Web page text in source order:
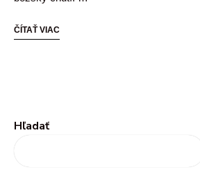
ČÍTAŤ VIAC
Hľadať